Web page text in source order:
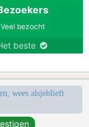
Veel bezocht
beste
wees alsjeblieft